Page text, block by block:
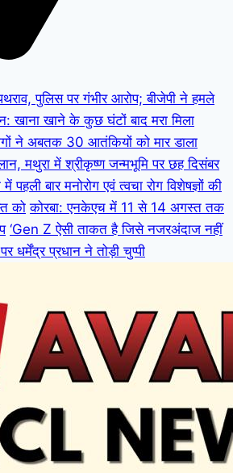
पुलिस पर गंभीर आरोप; बीजेपी ने हमले
खाना खाने के कुछ घंटों बाद मरा मिला
ने अबतक 30 आतंकियों को मार डाला
मथुरा में श्रीकृष्ण जन्मभूमि पर छह दिसंबर
पहली बार मनोरोग एवं त्वचा रोग विशेषज्ञों की
को कोरबा: एनकेएच में 11 से 14 अगस्त तक
‘Gen Z ऐसी ताकत है जिसे नजरअंदाज नहीं
धर्मेंद्र प्रधान ने तोड़ी चुप्पी